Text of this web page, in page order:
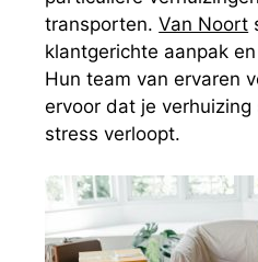
transporten.Van Noort
klantgerichte aanpak
Hun team van ervaren
ervoor dat je
stress verloopt.